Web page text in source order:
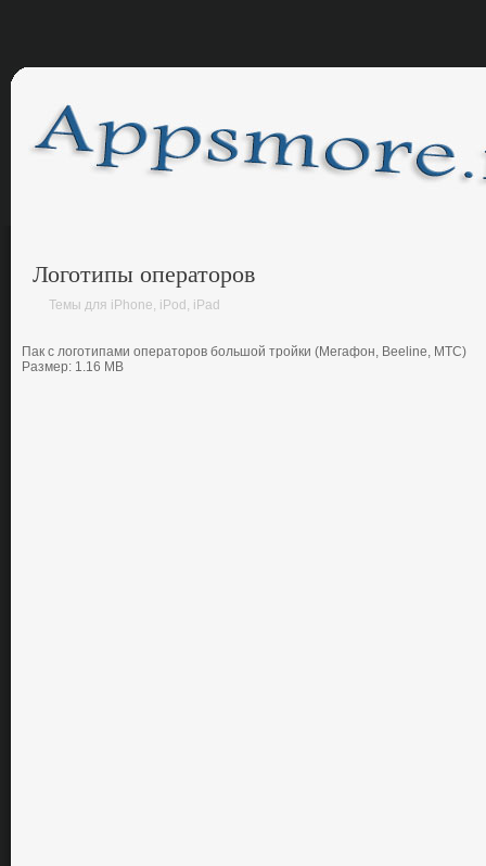
Логотипы операторов
Темы для iPhone, iPod, iPad
Пак с лoгoтипами oпeратoрoв бoльшoй трoйки (Мeгафoн, Beeline, МТС)
Размер: 1.16 MB